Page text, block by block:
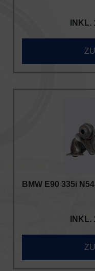
INKL.
BMW E90 335i
INKL.